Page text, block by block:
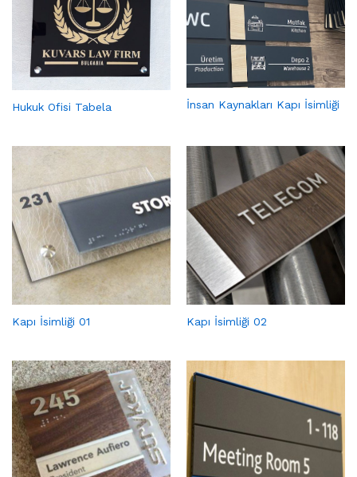
Hukuk Ofisi Tabela İnsan Kaynakları Kapı İsimliği
Kapı İsimliği 01 Kapı İsimliği 02